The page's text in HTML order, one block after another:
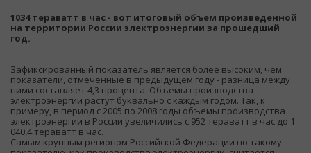
1034 тераватт в час - вот итоговый объем произведенной
на территории России электроэнергии за прошедший
год.
Зафиксированный показатель является более высоким, чем
показатели, отмеченные в предыдущем году - разница между
ними составляет 4,3 процента. Объемы производства
электроэнергии растут буквально с каждым годом. Так, к
примеру, в период с 2005 по 2008 годы объемы производства
электроэнергии в России увеличились с 952 тераватт в час до 1
040,4 тераватт в час.
Самым крупным регионом Российской Федерации по такому